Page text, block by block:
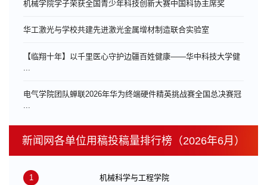
机械学院学子荣获全国青少年科技创新大赛中国科协主席奖
华工激光与学校共建先进激光金属增材制造联合实验室
【临翔十年】以千里医心守护边疆百姓健康——华中科技大学健
电气学院团队蝉联2026年华为终端硬件精英挑战赛全国总决赛冠
...
新闻网各单位用稿投稿量排行榜（2026年6月）
1 机械科学与工程学院